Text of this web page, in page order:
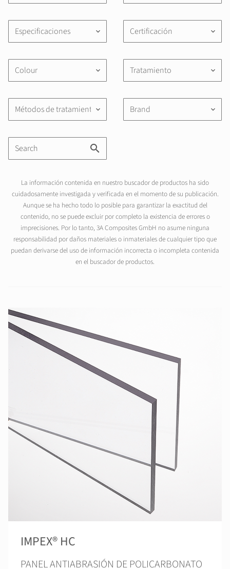
Especificaciones keyboard_arrow_down Certificación keyboard_arrow_down
Colour keyboard_arrow_down Tratamiento keyboard_arrow_down
Métodos de tratamientokeyboard_arrow_down Brand keyboard_arrow_down
La información contenida en nuestro buscador de productos ha sido
cuidadosamente investigada y verificada en el momento de su publicación.
Aunque se ha hecho todo lo posible para garantizar la exactitud del
contenido, no se puede excluir por completo la existencia de errores o
imprecisiones. Por lo tanto, 3A Composites GmbH no asume ninguna
responsabilidad por daños materiales o inmateriales de cualquier tipo que
puedan derivarse del uso de información incorrecta o incompleta contenida
en el buscador de productos.
IMPEX® HC
PANEL ANTIABRASIÓN DE POLICARBONATO